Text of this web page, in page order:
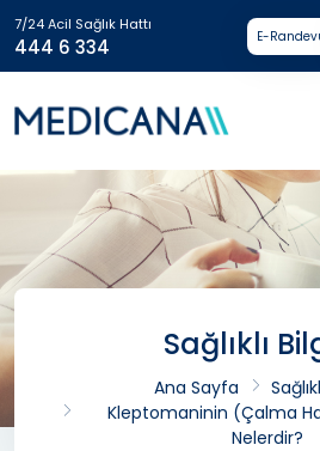
7/24 Acil Sağlık Hattı
444 6 334 E-
Sağlıklı
Ana Sayfa
Kleptomaninin (Çalma
Nelerdir?